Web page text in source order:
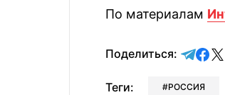
По материалам
Поделиться:
Теги: РОССИЯ